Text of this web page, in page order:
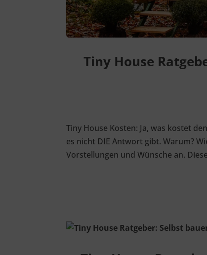
Tiny House
Tiny House Kosten: Ja, was kostet
es nicht DIE Antwort gibt. Warum?
Vorstellungen und Wünsche an.